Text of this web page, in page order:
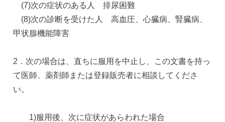
(7)次の症状のある人 排尿困難
(8)次の診断を受けた人 高血圧、心臓病、腎臓病、
甲状腺機能障害
2．次の場合は、直ちに服用を中止し、この文書を持っ
て医師、薬剤師または登録販売者に相談してくださ
い。
1)服用後、次に症状があらわれた場合